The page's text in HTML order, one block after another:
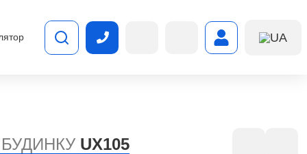
UA
UX105